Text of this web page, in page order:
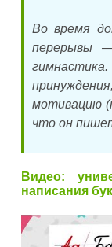
Во время
перерывы —
мотивацию
что он
Видео:
написания